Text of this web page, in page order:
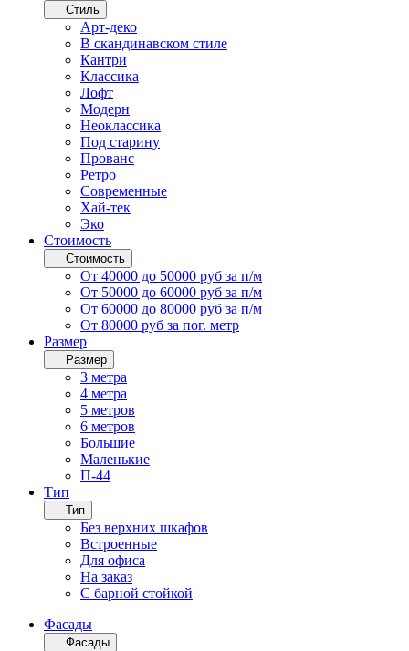
Стиль
Арт-деко
В скандинавском стиле
Кантри
Классика
Лофт
Модерн
Неоклассика
Под старину
Прованс
Ретро
Современные
Хай-тек
Эко
Стоимость
Стоимость
От 40000 до 50000 руб за п/м
От 50000 до 60000 руб за п/м
От 60000 до 80000 руб за п/м
От 80000 руб за пог. метр
Размер
Размер
3 метра
4 метра
5 метров
6 метров
Большие
Маленькие
П-44
Тип
Тип
Без верхних шкафов
Встроенные
Для офиса
На заказ
С барной стойкой
Фасады
Фасады